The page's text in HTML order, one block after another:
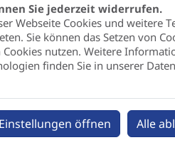
externen Internetseiten
die von dem
Sie jederzeit widerrufen.
Webseite Cookies und weitere
Sie können das Setzen von
nutzen. Weitere
finden Sie in unserer
Einstellungen öffnen Alle